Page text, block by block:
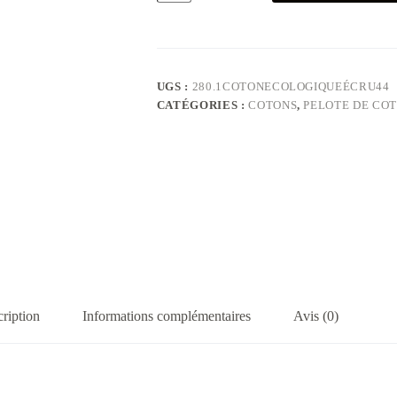
de
recyclé
Écru
UGS : 280.1COTONECOLOGIQUEÉCRU44
CATÉGORIES :COTONS,PELOTE DE
Informations complémentaires Avis (0)